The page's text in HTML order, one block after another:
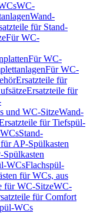
WC-
Wand-
für Stand-
Für WC-
Für WC-
Für WC-
Ersatzteile für
Ersatzteile für
und WC-SitzeWand-
für Tiefspül-
Stand-
AP-Spülkasten
WCsFlachspül-
für WCs, aus
für WC-SitzeWC-
für Comfort
WCs